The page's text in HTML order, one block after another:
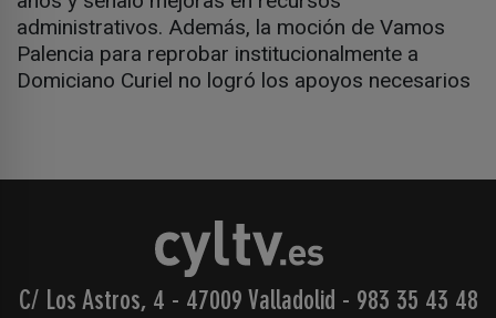
administrativos. Además, la moción de Vamos
Palencia para reprobar institucionalmente a
Domiciano Curiel no logró los apoyos necesarios
C/ Los Astros, 4 - 47009 Valladolid - 983 35 43 48